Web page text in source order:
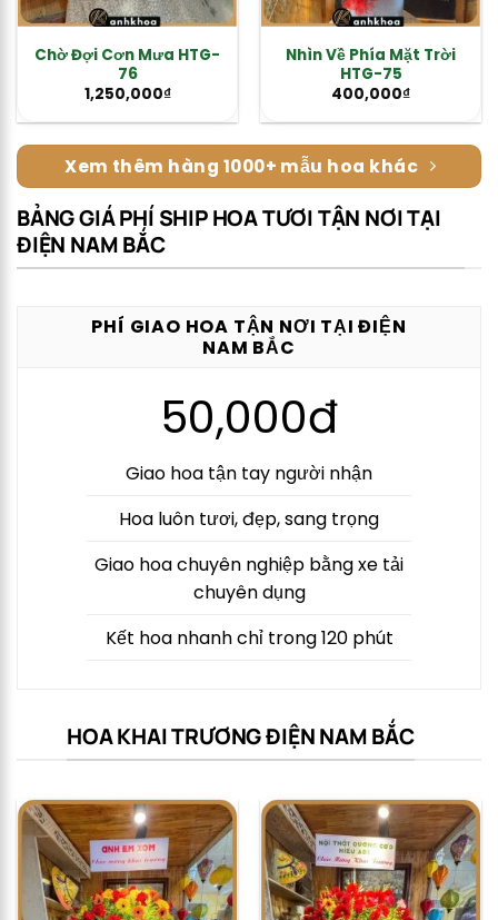
Chờ Đợi Cơn Mưa HTG-
76
1,250,000₫
Nhìn Về Phía Mặt Trời
HTG-75
400,000₫
Xem thêm hàng 1000+ mẫu hoa khác
BẢNG GIÁ PHÍ SHIP HOA TƯƠI TẬN NƠI TẠI
ĐIỆN NAM BẮC
PHÍ GIAO HOA TẬN NƠI TẠI ĐIỆN
NAM BẮC
50,000đ
Giao hoa tận tay người nhận
Hoa luôn tươi, đẹp, sang trọng
Giao hoa chuyên nghiệp bằng xe tải
chuyên dụng
Kết hoa nhanh chỉ trong 120 phút
HOA KHAI TRƯƠNG ĐIỆN NAM BẮC